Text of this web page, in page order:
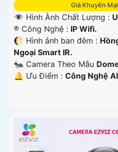
Giá Khuyến
👁 Hình Ành Chất Lượng :
®️ Công Nghệ : IP Wifi.
🌔 Hình ảnh ban đêm :
Ngoại Smart IR.
🐜 Camera Theo Mẫu
️🔔 Ưu Điểm : Công Nghệ